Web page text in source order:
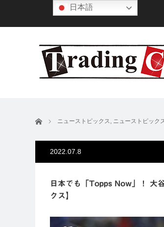
ホーム ニューストピックス, ニューストピック
2022.07.8
日本でも「Topps Now」！ 大
クス】
日本語